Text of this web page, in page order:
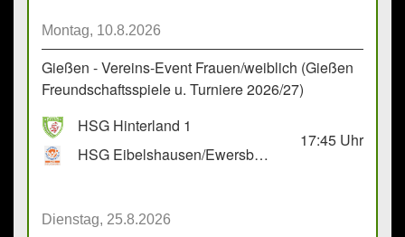
Montag, 10.8.2026
Gießen - Vereins-Event Frauen/weiblich (Gießen
Freundschaftsspiele u. Turniere 2026/27)
HSG Hinterland 1
HSG Eibelshausen/Ewersbach GbR 2
17:45 Uhr
Dienstag, 25.8.2026